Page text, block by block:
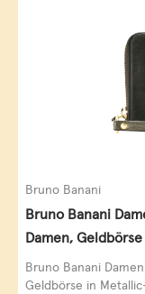
Bruno Banani
Bruno Banani
Damen,
Leder, schwarz-
Bruno Banani
Geldbörse in